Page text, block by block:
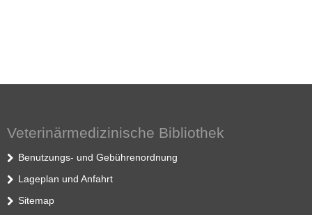
Veterinärmedizinische Bibliothek
Benutzungs- und Gebührenordnung
Lageplan und Anfahrt
Sitemap